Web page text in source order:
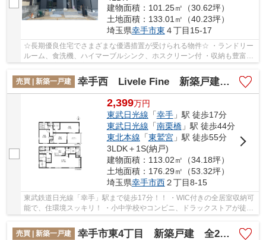
建物面積：101.25㎡（30.62坪）
土地面積：133.01㎡（40.23坪）
埼玉県幸手市東 ４丁目15-17
☆長期優良住宅でさまざまな優遇措置が受けられる物件☆ ・ランドリー
ルーム、食洗機、ハイマーブルシンク、ホスクリーン付 ・収納も豊富で
売買 | 新築一戸建
幸手西 Livele Fine 新築戸建 全3棟 2号棟
2,399万円
東武日光線 「幸手」駅 徒歩17分
東武日光線 「南栗橋」駅 徒歩44分
東北本線 「東鷲宮」駅 徒歩55分
3LDK＋1S(納戸)
建物面積：113.02㎡（34.18坪）
土地面積：176.29㎡（53.32坪）
埼玉県幸手市西２丁目8-15
東武鉄道日光線「幸手」駅まで徒歩17分！！ ・WIC付きの全居室収納可
能で、住環境スッキリ！ ・小中学校やコンビニ、ドラックストアが徒歩
売買 | 新築一戸建
幸手市東4丁目 新築戸建 全2棟 2号棟